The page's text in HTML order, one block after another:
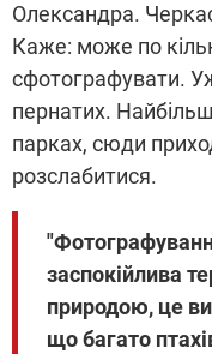
Олександра.
Каже: може по
сфотографувати.
пернатих.
парках, сюди
розслабитися.
заспокійлива
природою, це
що багато